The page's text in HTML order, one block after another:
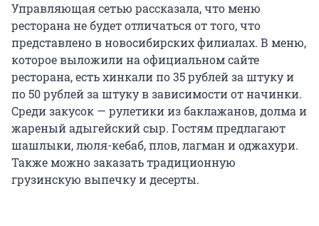
Управляющая сетью рассказала, что меню
ресторана не будет отличаться от того, что
представлено в новосибирских филиалах. В меню,
которое выложили на официальном сайте
ресторана, есть хинкали по 35 рублей за штуку и
по 50 рублей за штуку в зависимости от начинки.
Среди закусок — рулетики из баклажанов, долма и
жареный адыгейский сыр. Гостям предлагают
шашлыки, люля-кебаб, плов, лагман и оджахури.
Также можно заказать традиционную
грузинскую выпечку и десерты.